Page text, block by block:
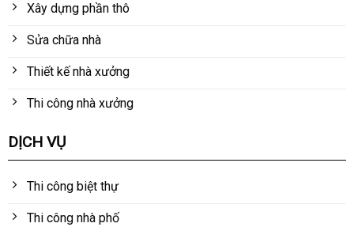
Xây dựng phần thô
Sửa chữa nhà
Thiết kế nhà xưởng
Thi công nhà xưởng
DỊCH VỤ
Thi công biệt thự
Thi công nhà phố